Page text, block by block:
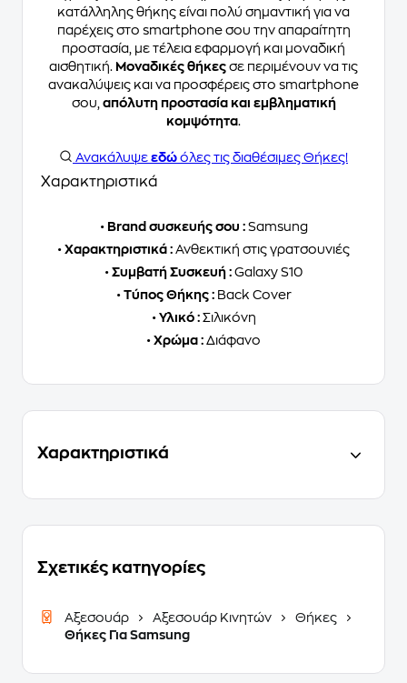
κατάλληλης θήκης είναι πολύ σημαντική για να
παρέχεις στο smartphone σου την απαραίτητη
προστασία, με τέλεια εφαρμογή και μοναδική
αισθητική. Μοναδικές θήκες σε περιμένουν να τις
ανακαλύψεις και να προσφέρεις στο smartphone
σου, απόλυτη προστασία και εμβληματική
κομψότητα.
Ανακάλυψε εδώ όλες τις διαθέσιμες Θήκες!
Χαρακτηριστικά
•Brand συσκευής σου :Samsung
• Χαρακτηριστικά : Ανθεκτική στις γρατσουνιές
• Συμβατή Συσκευή : Galaxy S10
•Τύπος Θήκης :Back Cover
•Υλικό :Σιλικόνη
• Χρώμα : Διάφανο
Χαρακτηριστικά
Σχετικές κατηγορίες
Αξεσουάρ Αξεσουάρ Κινητών
Θήκες
Θήκες Για Samsung